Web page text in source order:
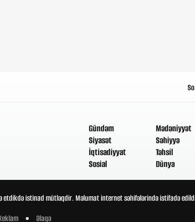
Gündəm
Siyasət
İqtisadiyyat
Sosial
Mədəniyyət
Səhiyyə
Təhsil
Dünya
etdikdə istinad mütləqdir. Məlumat internet səhifələrində istifadə
Əlaqə